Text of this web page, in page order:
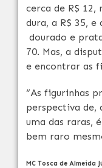
cerca de R$
dura, a R$ 35, e
dourado e
70. Mas, a
e encontrar as
“As figurinhas
perspectiva de,
uma das raras,
bem raro
MC Tosca de Almeida